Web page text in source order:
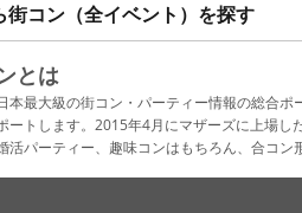
街コン（全イベント）を探す
とは
本最大級の街コン・パーティー情報の総合
ートします。2015年4月にマザーズに上場
活パーティー、趣味コンはもちろん、合コ